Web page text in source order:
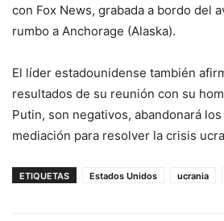
con Fox News, grabada a bordo del
rumbo a Anchorage (Alaska).
El líder estadounidense también
resultados de su reunión con su
Putin, son negativos, abandonará
mediación para resolver la crisis
ETIQUETAS Estados Unidos ucrania